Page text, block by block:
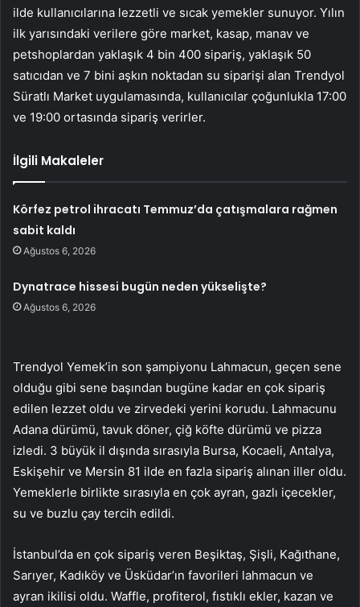
ilde kullanıcılarına lezzetli ve sıcak yemekler sunuyor. Yılın
ilk yarısındaki verilere göre market, kasap, manav ve
petshoplardan yaklaşık 4 bin 400 sipariş, yaklaşık 50
satıcıdan ve 7 bini aşkın noktadan su siparişi alan Trendyol
Süratlı Market uygulamasında, kullanıcılar çoğunlukla 17:00
ve 19:00 ortasında sipariş verirler.
İlgili Makaleler
Körfez petrol ihracatı Temmuz’da çatışmalara rağmen
sabit kaldı
Ağustos 6, 2026
Dynatrace hissesi bugün neden yükselişte?
Ağustos 6, 2026
Trendyol Yemek’in son şampiyonu Lahmacun, geçen sene
olduğu gibi sene başından bugüne kadar en çok sipariş
edilen lezzet oldu ve zirvedeki yerini korudu. Lahmacunu
Adana dürümü, tavuk döner, çiğ köfte dürümü ve pizza
izledi. 3 büyük il dışında sırasıyla Bursa, Kocaeli, Antalya,
Eskişehir ve Mersin 81 ilde en fazla sipariş alınan iller oldu.
Yemeklerle birlikte sırasıyla en çok ayran, gazlı içecekler,
su ve buzlu çay tercih edildi.
İstanbul’da en çok sipariş veren Beşiktaş, Şişli, Kağıthane,
Sarıyer, Kadıköy ve Üsküdar’ın favorileri lahmacun ve
ayran ikilisi oldu. Waffle, profiterol, fıstıklı ekler, kazan ve